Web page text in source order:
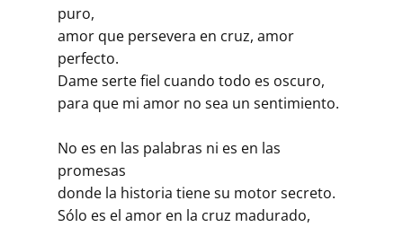
puro,
amor que persevera en cruz, amor
perfecto.
Dame serte fiel cuando todo es oscuro,
para que mi amor no sea un sentimiento.
No es en las palabras ni es en las
promesas
donde la historia tiene su motor secreto.
Sólo es el amor en la cruz madurado,